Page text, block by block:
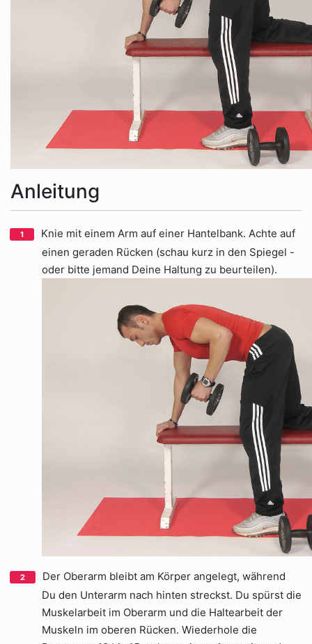
Anleitung
Knie mit einem Arm auf einer Hantelbank. Achte auf
einen geraden Rücken (schau kurz in den Spiegel -
oder bitte jemand Deine Haltung zu beurteilen).
Der Oberarm bleibt am Körper angelegt, während
Du den Unterarm nach hinten streckst. Du spürst die
Muskelarbeit im Oberarm und die Haltearbeit der
Muskeln im oberen Rücken. Wiederhole die